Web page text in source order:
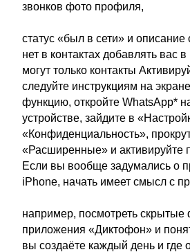
звонков фото профиля,
статус «был в сети» и описание
нет в контактах добавлять вас
могут только контакты
следуйте инструкциям на
функцию, откройте WhatsApp*
устройстве, зайдите в
«Конфиденциальность»,
«Расширенные» и активируйте
Если вы вообще задумались о
iPhone, начать имеет смысл с
например, посмотреть скрытые
приложения «Диктофон» и
вы создаёте каждый день и где